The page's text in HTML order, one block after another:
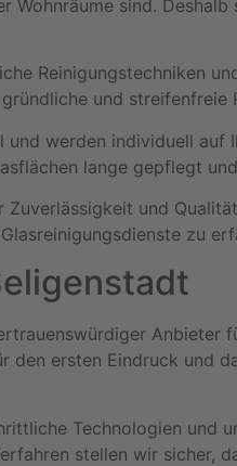
Wohnräume sind.
Reinigungstechniken
und streifenfreie
werden individuell
lange gepflegt
und
zu
den ersten Eindruck und
Technologien und
stellen wir sicher,